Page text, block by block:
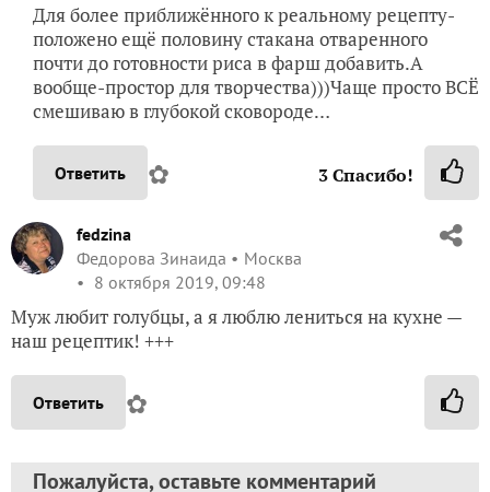
Для более приближённого к реальному рецепту-
положено ещё половину стакана отваренного
почти до готовности риса в фарш добавить.А
вообще-простор для творчества)))Чаще просто ВСЁ
смешиваю в глубокой сковороде…
Ответить ✿ 3Спасибо!
fedzina
Федорова Зинаида
Москва
8 октября 2019, 09:48
Муж любит голубцы, а я люблю лениться на кухне —
наш рецептик! +++
Ответить ✿
Пожалуйста, оставьте комментарий